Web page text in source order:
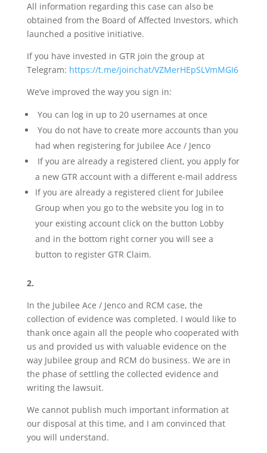
All information regarding this case can also be
obtained from the Board of Affected Investors, which
launched a positive initiative.
If you have invested in GTR join the group at
Telegram: https://t.me/joinchat/VZMerHEpSLVmMGI6
We’ve improved the way you sign in:
­ You can log in up to 20 usernames at once
­ You do not have to create more accounts than you
had when registering for Jubilee Ace / Jenco
­ If you are already a registered client, you apply for
a new GTR account with a different e-mail address
If you are already a registered client for Jubilee
Group when you go to the website you log in to
your existing account click on the button Lobby
and in the bottom right corner you will see a
button to register GTR Claim.
2.
In the Jubilee Ace / Jenco and RCM case, the
collection of evidence was completed. I would like to
thank once again all the people who cooperated with
us and provided us with valuable evidence on the
way Jubilee group and RCM do business. We are in
the phase of settling the collected evidence and
writing the lawsuit.
We cannot publish much important information at
our disposal at this time, and I am convinced that
you will understand.